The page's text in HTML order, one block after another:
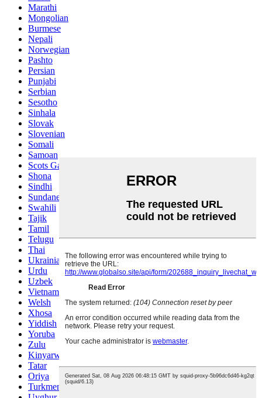
Marathi
Mongolian
Burmese
Nepali
Norwegian
Pashto
Persian
Punjabi
Serbian
Sesotho
Sinhala
Slovak
Slovenian
Somali
Samoan
Scots Gaelic
Shona
Sindhi
Sundanese
Swahili
Tajik
Tamil
Telugu
Thai
Ukrainian
Urdu
Uzbek
Vietnamese
Welsh
Xhosa
Yiddish
Yoruba
Zulu
Kinyarwanda
Tatar
Oriya
Turkmen